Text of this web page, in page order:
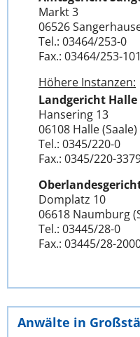
Markt 3
06526
Tel.: 03464/253-0
Fax.: 03464/253-101
Höhere Instanzen:
Landgericht Halle
Hansering 13
06108 Halle (Saale)
Tel.: 0345/220-0
Fax.: 0345/220-
Domplatz 10
06618 Naumburg
Tel.: 03445/28-0
Fax.: 03445/28-
Anwälte in